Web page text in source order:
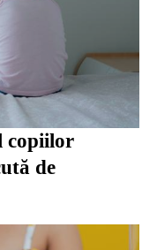
copiilor
de